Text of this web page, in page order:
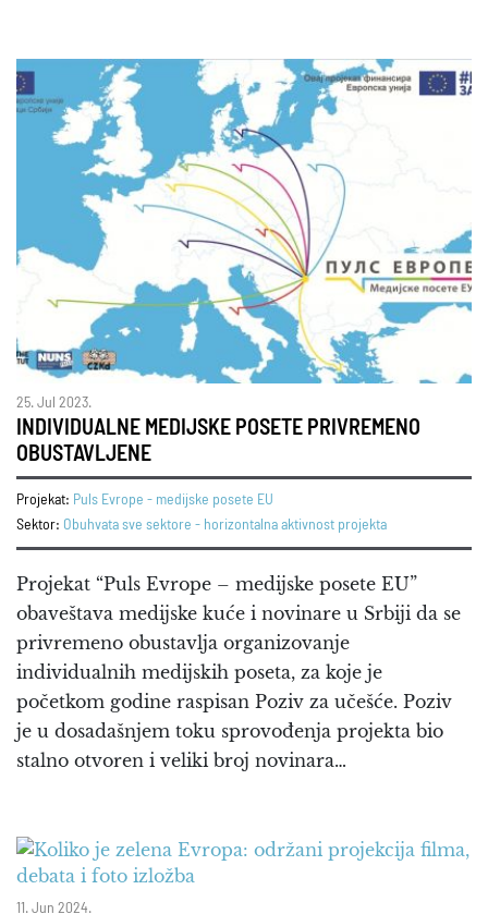
25. Jul 2023.
INDIVIDUALNE MEDIJSKE POSETE PRIVREMENO
OBUSTAVLJENE
Projekat: Puls Evrope - medijske posete EU
Sektor: Obuhvata sve sektore - horizontalna aktivnost projekta
Projekat “Puls Evrope – medijske posete EU”
obaveštava medijske kuće i novinare u Srbiji da se
privremeno obustavlja organizovanje
individualnih medijskih poseta, za koje je
početkom godine raspisan Poziv za učešće. Poziv
je u dosadašnjem toku sprovođenja projekta bio
stalno otvoren i veliki broj novinara…
11. Jun 2024.